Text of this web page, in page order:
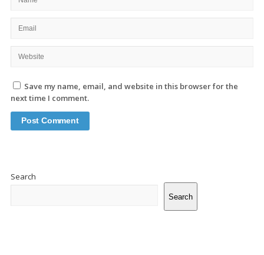
Save my name, email, and website in this browser for the
next time I comment.
Search
Search